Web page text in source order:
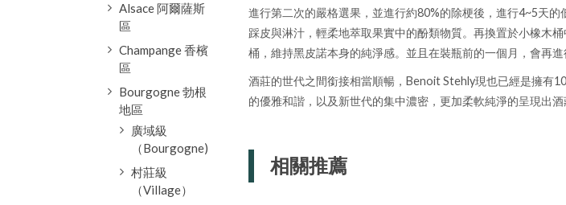
Alsace 阿爾薩斯
區
Champange 香檳
區
Bourgogne 勃根
地區
廣域級
（Bourgogne)
村莊級
（Village）
進行第二次的嚴格選果，並進行約80%的除梗後，進行4~5天
踩皮與淋汁，輕柔地萃取果實中的酚類物質。再換置於小橡木
桶，維持黑皮諾本身的純淨感。並且在裝瓶前的一個月，會再
酒莊的世代之間銜接相當順暢，Benoit Stehly現也已經是擁有
的優雅和諧，以及新世代的集中濃密，更加柔軟純淨的呈現出酒
相關推薦